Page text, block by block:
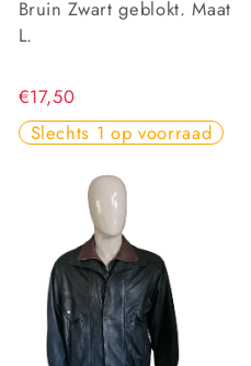
Bruin Zwart geblokt. Maat
L.
€17,50
Slechts 1 op voorraad